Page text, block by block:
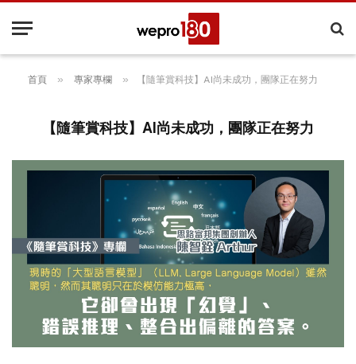
首頁 » 專家專欄 » 【隨筆賞科技】AI尚未成功，團隊正在努力
【隨筆賞科技】AI尚未成功，團隊正在努力